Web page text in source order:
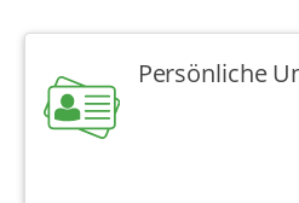
Persönliche